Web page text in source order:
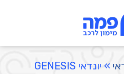
»
יונדאי GENESIS